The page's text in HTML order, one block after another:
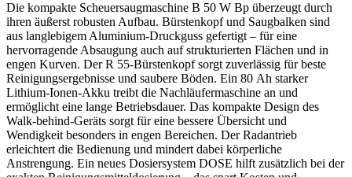
Die kompakte Scheuersaugmaschine B 50 W Bp überzeugt durch
ihren äußerst robusten Aufbau. Bürstenkopf und Saugbalken sind
aus langlebigem Aluminium-Druckguss gefertigt – für eine
hervorragende Absaugung auch auf strukturierten Flächen und in
engen Kurven. Der R 55-Bürstenkopf sorgt zuverlässig für beste
Reinigungsergebnisse und saubere Böden. Ein 80 Ah starker
Lithium-Ionen-Akku treibt die Nachläufermaschine an und
ermöglicht eine lange Betriebsdauer. Das kompakte Design des
Walk-behind-Geräts sorgt für eine bessere Übersicht und
Wendigkeit besonders in engen Bereichen. Der Radantrieb
erleichtert die Bedienung und mindert dabei körperliche
Anstrengung. Ein neues Dosiersystem DOSE hilft zusätzlich bei der